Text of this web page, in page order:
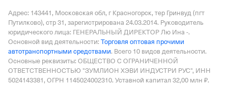
Адрес: 143441, Московская обл, г Красногорск, тер Гринвуд (пгт
Путилково), стр 31, зарегистрирована 24.03.2014. Руководитель
юридического лица: ГЕНЕРАЛЬНЫЙ ДИРЕКТОР Лю Ина -.
Основной вид деятельности: Торговля оптовая прочими
автотранспортными средствами. Всего 10 видов деятельности.
Основные реквизиты: ОБЩЕСТВО С ОГРАНИЧЕННОЙ
ОТВЕТСТВЕННОСТЬЮ "ЗУМЛИОН ХЭВИ ИНДУСТРИ РУС", ИНН
5024143381, ОГРН 1145024002310. Уставной капитал 32,00 млн ₽.